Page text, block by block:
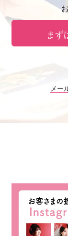
まず
メー